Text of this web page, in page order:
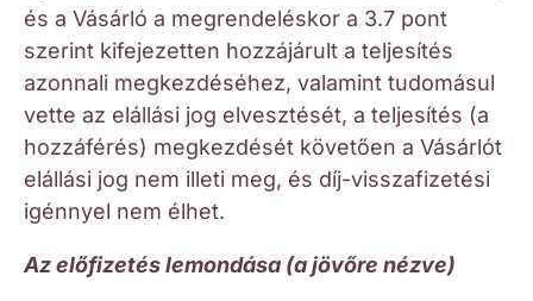
és a Vásárló a megrendeléskor a 3.7 pont
szerint kifejezetten hozzájárult a teljesítés
azonnali megkezdéséhez, valamint tudomásul
vette az elállási jog elvesztését, a teljesítés (a
hozzáférés) megkezdését követően a Vásárlót
elállási jog nem illeti meg, és díj-visszafizetési
igénnyel nem élhet.
Az előfizetés lemondása (a jövőre nézve)